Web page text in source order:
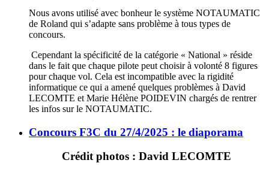
Nous avons utilisé avec bonheur le système NOTAUMATIC
de Roland qui s’adapte sans problème à tous types de
concours.
Cependant la spécificité de la catégorie « National » réside
dans le fait que chaque pilote peut choisir à volonté 8 figures
pour chaque vol. Cela est incompatible avec la rigidité
informatique ce qui a amené quelques problèmes à David
LECOMTE et Marie Hélène POIDEVIN chargés de rentrer
les infos sur le NOTAUMATIC.
Concours F3C du 27/4/2025 : le diaporama
Crédit photos : David LECOMTE